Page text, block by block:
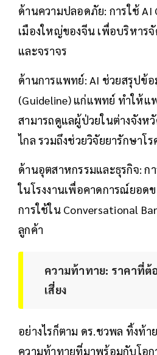
ด้านความปลอดภัย: การใช้ AI
เมืองใหญ่ของจีน เพื่อบริหาร
และจราจร
ด้านการแพทย์: AI ช่วยสรุปข้
(Guideline) แก่แพทย์ ทำให้แ
สามารถดูแลผู้ป่วยในต่างจังห
ไกล รวมถึงช่วยวิจัยยารักษาโร
ด้านอุตสาหกรรมและธุรกิจ: ก
ในโรงงานเพื่อคาดการณ์ยอด
การใช้ใน Conversational
ลูกค้า
ความท้าทาย: ราคาที่ต้
เสี่ยง
อย่างไรก็ตาม ดร.ชวพล ทิ้งท้า
ความท้าทายที่มาพร้อมกับโอก